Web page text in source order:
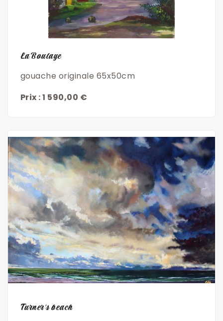
La Boulaye
gouache originale 65x50cm
Prix : 1 590,00 €
Découvrir
Turner's beach
Découvrir